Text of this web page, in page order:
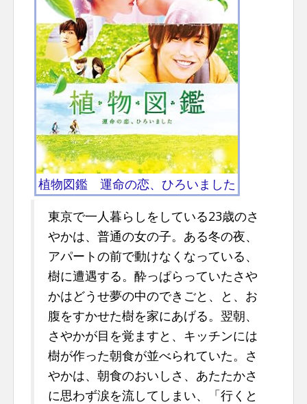
植物図鑑 運命の恋、ひろいました
東京で一人暮らしをしている23歳のさ
やかは、普通の女の子。ある冬の夜、
アパートの前で動けなくなっている、
樹に遭遇する。酔っぱらっていたさや
かはどうせ夢の中のできごと、と、お
腹をすかせた樹を家にあげる。翌朝、
さやかが目を覚ますと、キッチンには
樹が作った朝食が並べられていた。さ
やかは、朝食のおいしさ、あたたかさ
に思わず涙を流してしまい、「行くと